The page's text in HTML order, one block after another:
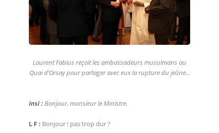
Laurent Fabius reçoit les ambassadeurs musulmans au
Quai d’Orsay pour partager avec eux la rupture du jeûne...
Insi : Bonjour, monsieur le Ministre.
L F : Bonjour ! pas trop dur ?